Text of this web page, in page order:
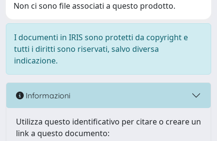
Non ci sono file associati a questo prodotto.
I documenti in IRIS sono protetti da copyright e
tutti i diritti sono riservati, salvo diversa
indicazione.
Informazioni
Utilizza questo identificativo per citare o creare un
link a questo documento: